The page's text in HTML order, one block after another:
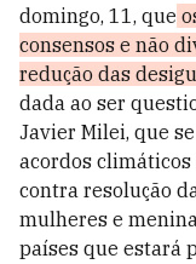
domingo, 11, que
consensos e não
redução das
dada ao ser
Javier Milei, que
acordos climáticos
contra resolução
mulheres e
países que estará